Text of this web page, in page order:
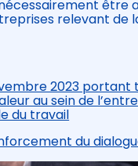
relevant de
2023
au sein de
du travail
du